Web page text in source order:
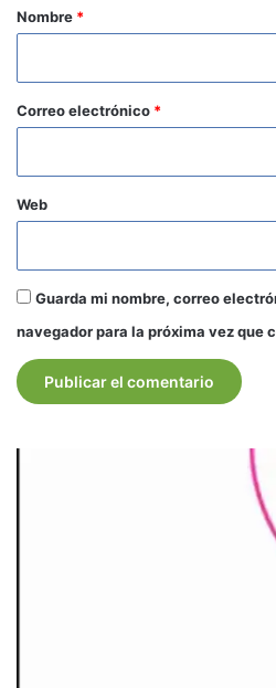
r
*
Nombre *
Correo electrónico *
Web
Guarda mi nombre, correo
navegador para la próxima vez que